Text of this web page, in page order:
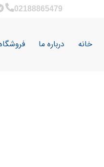
02188865479
خانه درباره ما